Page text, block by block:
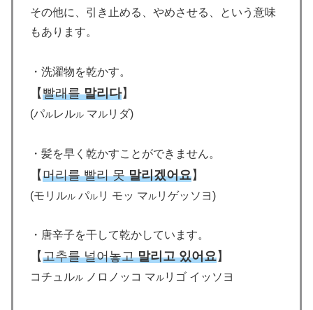
その他に、引き止める、やめさせる、という意味
もあります。
・洗濯物を乾かす。
【빨래를말리다】
(パルレルル マルリダ)
・髪を早く乾かすことができません。
【머리를 빨리 못말리겠어요】
(モリルル パル リ モッ マ ル リゲッソヨ)
・唐辛子を干して乾かしています。
【고추를 널어놓고말리고 있어요】
コチュルル ノロノッコ マル リゴ イッソヨ